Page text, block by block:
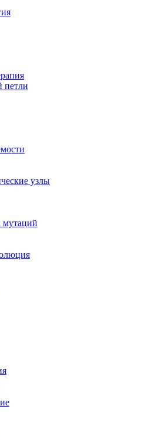
петли
узлы
мутаций